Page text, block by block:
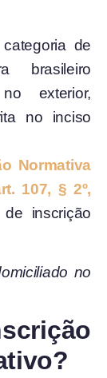
de
brasileiro
exterior,
no inciso
Normativa
107, § 2º,
inscrição
no